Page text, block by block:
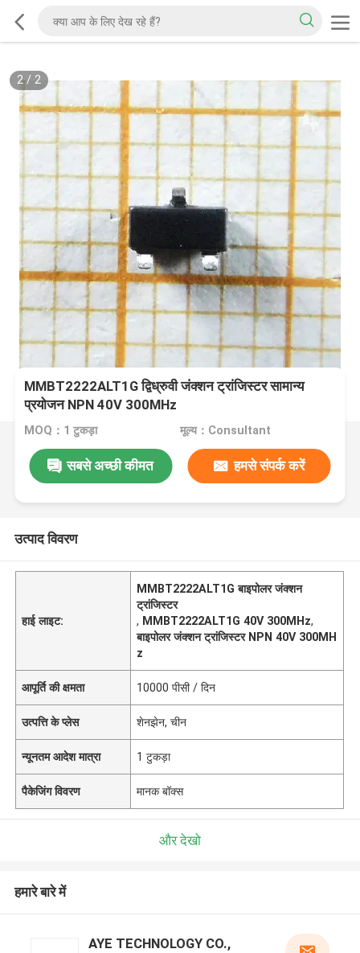
2/ 2
MMBT2222ALT1G द्विध्रुवी जंक्शन ट्रांजिस्टर सामान्य
प्रयोजन NPN 40V 300MHz
MOQ：1 टुकड़ा मूल्य：Consultant
सबसे अच्छी कीमत हमसे संपर्क करें
उत्पाद विवरण
हाई लाइट:
MMBT2222ALT1G बाइपोलर जंक्शन
ट्रांजिस्टर
, MMBT2222ALT1G 40V 300MHz,
बाइपोलर जंक्शन ट्रांजिस्टर NPN 40V 300MH
z
आपूर्ति की क्षमता 10000 पीसी / दिन
उत्पत्ति के प्लेस शेनझेन, चीन
न्यूनतम आदेश मात्रा 1 टुकड़ा
पैकेजिंग विवरण मानक बॉक्स
और देखो
हमारे बारे में
AYE TECHNOLOGY CO.,